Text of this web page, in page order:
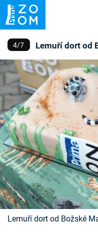
Trendy: ZRÁDCI UFO
ZÁHADY VETŘELCI
Témata
Témata
Pořady
TV Program
4/7 Lemuří dort od
Lemuří dort od Božské